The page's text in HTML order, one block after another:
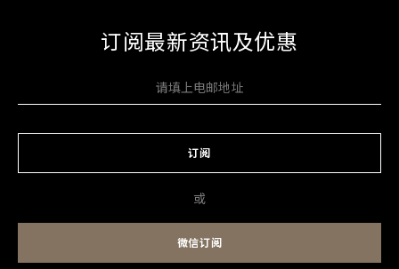
订阅最新资讯及优惠
订阅
或
微信订阅